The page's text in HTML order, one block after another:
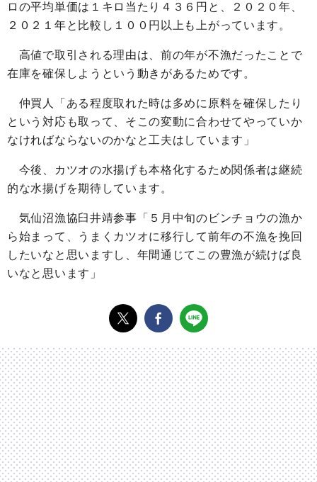
ロの平均単価は１キロ当たり４３６円と、２０２０年、
２０２１年と比較し１００円以上も上がっています。
高値で取引される理由は、前の年が不漁だったことで
在庫を確保しようという動きがあるためです。
仲買人「ある程度取れた時は多めに原料を確保したり
という対応も取って、そこの変動に合わせてやっていか
なければならないのかなと工夫はしています」
今後、カツオの水揚げも本格化するため関係者は継続
的な水揚げを期待しています。
気仙沼漁協臼井靖参事「５月中旬のビンチョウの漁か
ら始まって、うまくカツオに移行して前年の不漁を挽回
したいなと思いますし、年間通じてこの豊漁が続けば良
いなと思います」